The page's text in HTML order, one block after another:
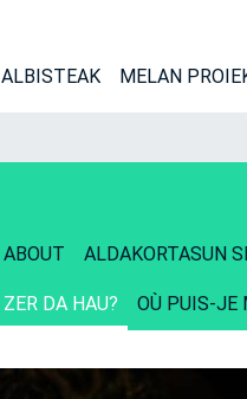
ALBISTEAK MELAN
ABOUT ALDAKORTASUN
ZER DA HAU? OÙ PUIS-JE